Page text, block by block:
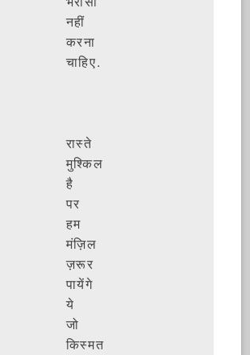
नहीं
करना
चाहिए.
रास्ते
मुश्किल
है
पर
हम
मंज़िल
ज़रूर
पायेंगे
ये
जो
किस्मत